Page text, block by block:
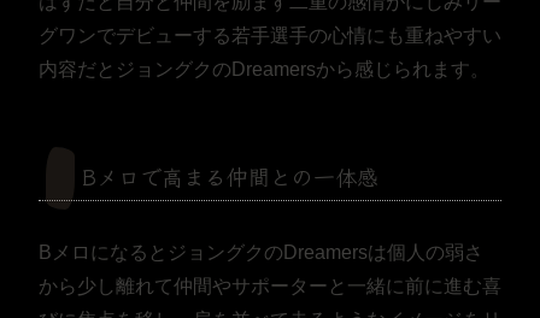
グワンでデビューする若手選手の心情にも重ねやすい
内容だとジョングクのDreamersから感じられます。
Bメロで高まる仲間との一体感
BメロになるとジョングクのDreamersは個人の弱さ
から少し離れて仲間やサポーターと一緒に前に進む喜